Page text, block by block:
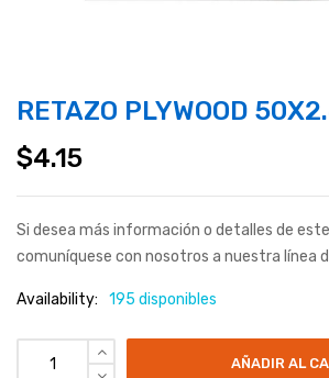
RETAZO PLYWOOD
$4.15
Si desea más información o detalles de
comuníquese con nosotros a nuestra línea
Availability: 195 disponibles
AÑADIR AL